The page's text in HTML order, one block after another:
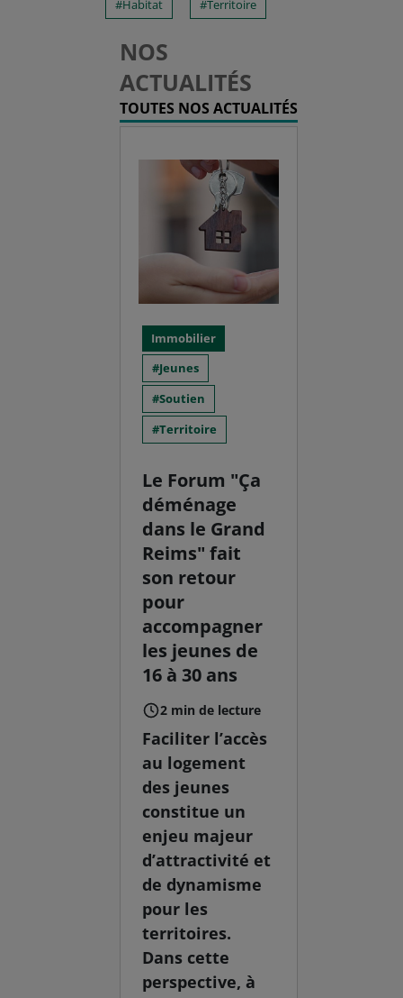
Habitat Territoire
NOS
ACTUALITÉS
TOUTES NOS ACTUALITÉS
Immobilier
Jeunes
Soutien
Territoire
Le Forum "Ça
déménage
dans le Grand
Reims" fait
son retour
pour
accompagner
les jeunes de
16 à 30 ans
2 min de lecture
Faciliter l’accès
au logement
des jeunes
constitue un
enjeu majeur
d’attractivité et
de dynamisme
pour les
territoires.
Dans cette
perspective, à